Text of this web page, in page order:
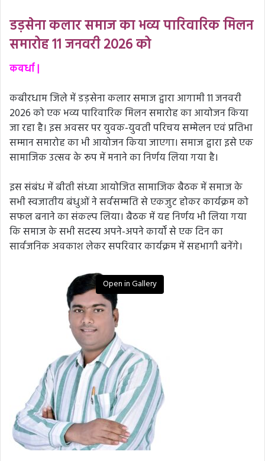
डड़सेना कलार समाज का भव्य पारिवारिक मिलन
समारोह 11 जनवरी 2026 को
कवर्धा |
कबीरधाम जिले में डड़सेना कलार समाज द्वारा आगामी 11 जनवरी
2026 को एक भव्य पारिवारिक मिलन समारोह का आयोजन किया
जा रहा है। इस अवसर पर युवक-युवती परिचय सम्मेलन एवं प्रतिभा
सम्मान समारोह का भी आयोजन किया जाएगा। समाज द्वारा इसे एक
सामाजिक उत्सव के रूप में मनाने का निर्णय लिया गया है।
इस संबंध में बीती संध्या आयोजित सामाजिक बैठक में समाज के
सभी स्वजातीय बंधुओं ने सर्वसम्मति से एकजुट होकर कार्यक्रम को
सफल बनाने का संकल्प लिया। बैठक में यह निर्णय भी लिया गया
कि समाज के सभी सदस्य अपने-अपने कार्यों से एक दिन का
सार्वजनिक अवकाश लेकर सपरिवार कार्यक्रम में सहभागी बनेंगे।
Open in Gallery